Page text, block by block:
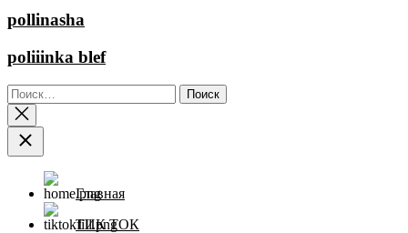
pollinasha
poliiinka blef
Найти:
Главная
ТИК ТОК